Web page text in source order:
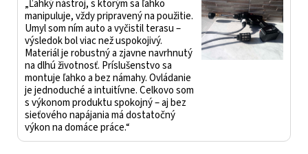
„Ľahký nástroj, s ktorým sa ľahko
manipuluje, vždy pripravený na použitie.
Umyl som ním auto a vyčistil terasu –
výsledok bol viac než uspokojivý.
Materiál je robustný a zjavne navrhnutý
na dlhú životnosť. Príslušenstvo sa
montuje ľahko a bez námahy. Ovládanie
je jednoduché a intuitívne. Celkovo som
s výkonom produktu spokojný – aj bez
sieťového napájania má dostatočný
výkon na domáce práce.“